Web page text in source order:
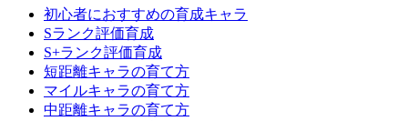
初心者におすすめの育成キャラ
Sランク評価育成
S+ランク評価育成
短距離キャラの育て方
マイルキャラの育て方
中距離キャラの育て方